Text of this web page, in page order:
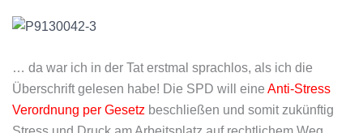
… da war ich in der Tat erstmal sprachlos, als ich die
Überschrift gelesen habe! Die SPD will eine Anti-Stress
Verordnung per Gesetz beschließen und somit zukünftig